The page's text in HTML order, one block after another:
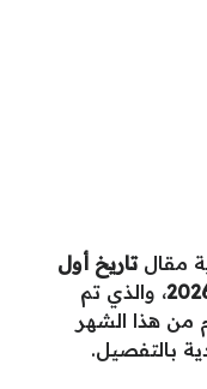
مقالتاريخ أول
، والذي تم
من هذا الشهر
بالتفصيل.